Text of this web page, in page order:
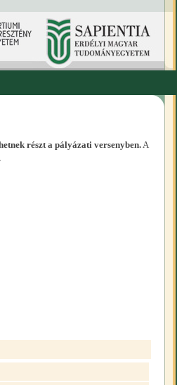
részt a pályázati versenyben.A